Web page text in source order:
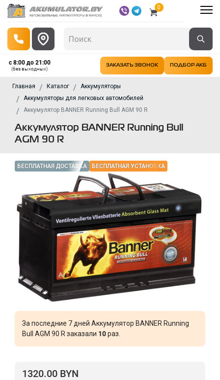
0
с 8:00 до 21:00
(без выходных)
ЗАКАЗАТЬ ЗВОНОК ПОДБОР АКБ
Главная Каталог
Аккумуляторы
Аккумуляторы для легковых автомобилей
Аккумулятор BANNER Running Bull AGM 90 R
Аккумулятор BANNER Running Bull
AGM 90 R
БЕСПЛАТНАЯ ДОСТАВКА БЕСПЛАТНАЯ УСТАНОВКА
За последние 7 дней Аккумулятор BANNER Running
Bull AGM 90 R заказали 10раз.
1320.00 BYN